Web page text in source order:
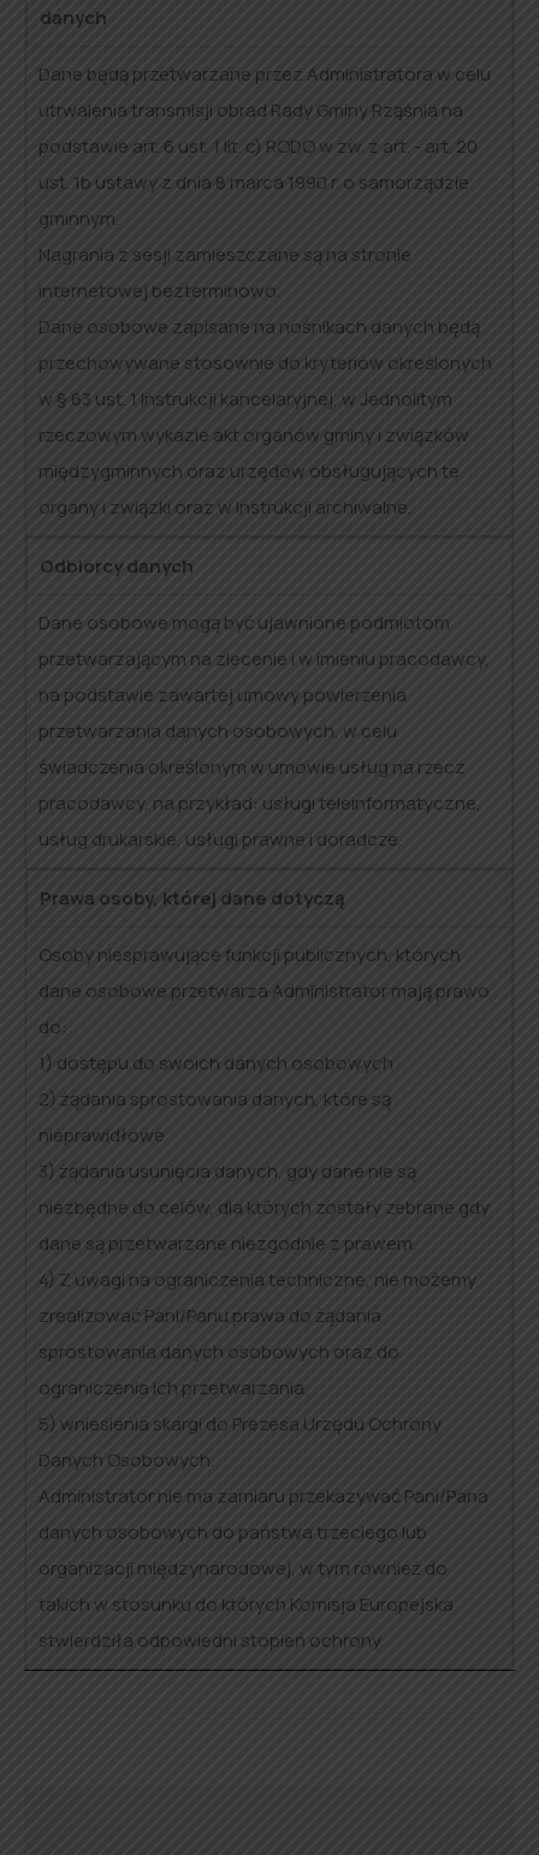
danych
Dane będą przetwarzane przez Administratora w celu
utrwalenia transmisji obrad Rady Gminy Rząśnia na
podstawie art. 6 ust. 1 lit. c) RODO w zw. z art. - art. 20
ust. 1b ustawy z dnia 8 marca 1990 r. o samorządzie
gminnym.
Nagrania z sesji zamieszczane są na stronie
internetowej bezterminowo.
Dane osobowe zapisane na nośnikach danych będą
przechowywane stosownie do kryteriów określonych
w § 63 ust. 1 Instrukcji kancelaryjnej, w Jednolitym
rzeczowym wykazie akt organów gminy i związków
międzygminnych oraz urzędów obsługujących te
organy i związki oraz w Instrukcji archiwalne.
Odbiorcy danych
Dane osobowe mogą być ujawnione podmiotom
przetwarzającym na zlecenie i w imieniu pracodawcy,
na podstawie zawartej umowy powierzenia
przetwarzania danych osobowych, w celu
świadczenia określonym w umowie usług na rzecz
pracodawcy, na przykład: usługi teleinformatyczne,
usług drukarskie, usługi prawne i doradcze.
Prawa osoby, której dane dotyczą
Osoby niesprawujące funkcji publicznych, których
dane osobowe przetwarza Administrator mają prawo
do:
1) dostępu do swoich danych osobowych
2) żądania sprostowania danych, które są
nieprawidłowe
3) żądania usunięcia danych, gdy dane nie są
niezbędne do celów, dla których zostały zebrane gdy
dane są przetwarzane niezgodnie z prawem.
4) Z uwagi na ograniczenia techniczne, nie możemy
zrealizować Pani/Panu prawa do żądania
sprostowania danych osobowych oraz do
ograniczenia ich przetwarzania.
5) wniesienia skargi do Prezesa Urzędu Ochrony
Danych Osobowych.
Administrator nie ma zamiaru przekazywać Pani/Pana
danych osobowych do państwa trzeciego lub
organizacji międzynarodowej, w tym również do
takich w stosunku do których Komisja Europejska
stwierdziła odpowiedni stopień ochrony.